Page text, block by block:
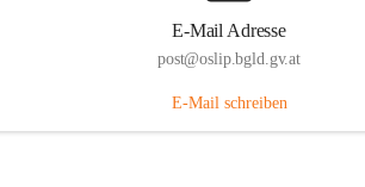
E-Mail Adresse
post@oslip.bgld.gv.at
E-Mail schreiben